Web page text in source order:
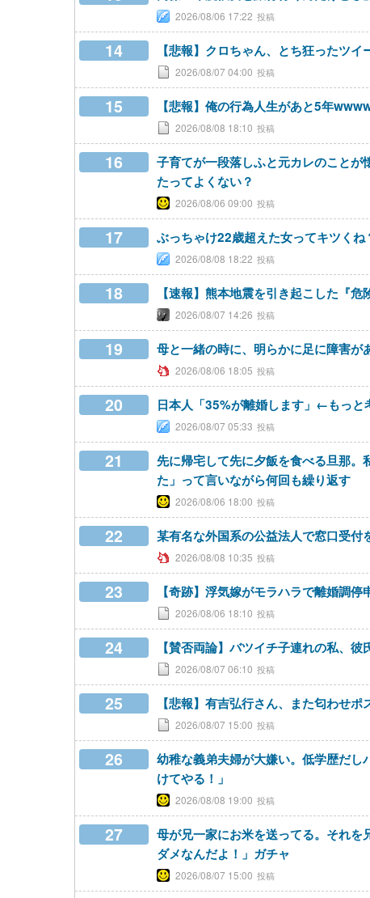
2026/08/06 17:22
14 【悲報】クロちゃん、とち狂ったツイ
2026/08/07 04:00
15 【悲報】俺の行為人生があと5年
2026/08/08 18:10
16
子育てが一段落しふと元カレのこと
たってよくない？
2026/08/06 09:00
17 ぶっちゃけ22歳超えた女ってキツくね
2026/08/08 18:22
18 【速報】熊本地震を引き起こした『
2026/08/07 14:26
19 母と一緒の時に、明らかに足に障害が
2026/08/06 18:05
20 日本人「35%が離婚します」←もっと
2026/08/07 05:33
21
先に帰宅して先に夕飯を食べる旦那
た」って言いながら何回も繰り返す
2026/08/06 18:00
22 某有名な外国系の公益法人で窓口受
2026/08/08 10:35
23 【奇跡】浮気嫁がモラハラで離婚調
2026/08/06 18:10
24 【賛否両論】バツイチ子連れの私、
2026/08/07 06:10
25 【悲報】有吉弘行さん、また匂わ
2026/08/07 15:00
26
幼稚な義弟夫婦が大嫌い。低学歴だ
けてやる！」
2026/08/08 19:00
27
母が兄一家にお米を送ってる。それ
ダメなんだよ！」ガチャ
2026/08/07 15:00